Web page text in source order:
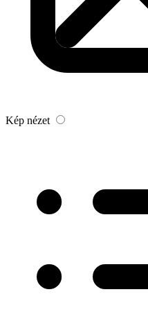
Kép nézet